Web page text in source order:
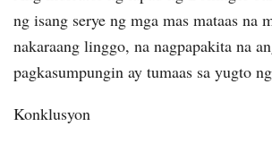
ng isang serye ng mga mas mataas na
nakaraang linggo, na nagpapakita na
pagkasumpungin ay tumaas sa yugto
Konklusyon